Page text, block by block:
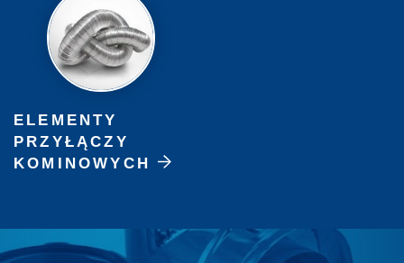
ELEMENTY
PRZYŁĄCZY
KOMINOWYCH